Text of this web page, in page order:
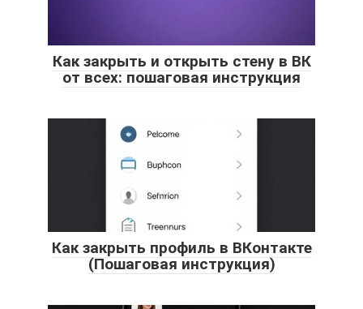
Как закрыть и открыть стену в ВК
от всех: пошаговая инструкция
Как закрыть профиль в ВКонтакте
(Пошаговая инструкция)